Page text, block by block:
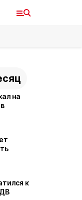
на
к